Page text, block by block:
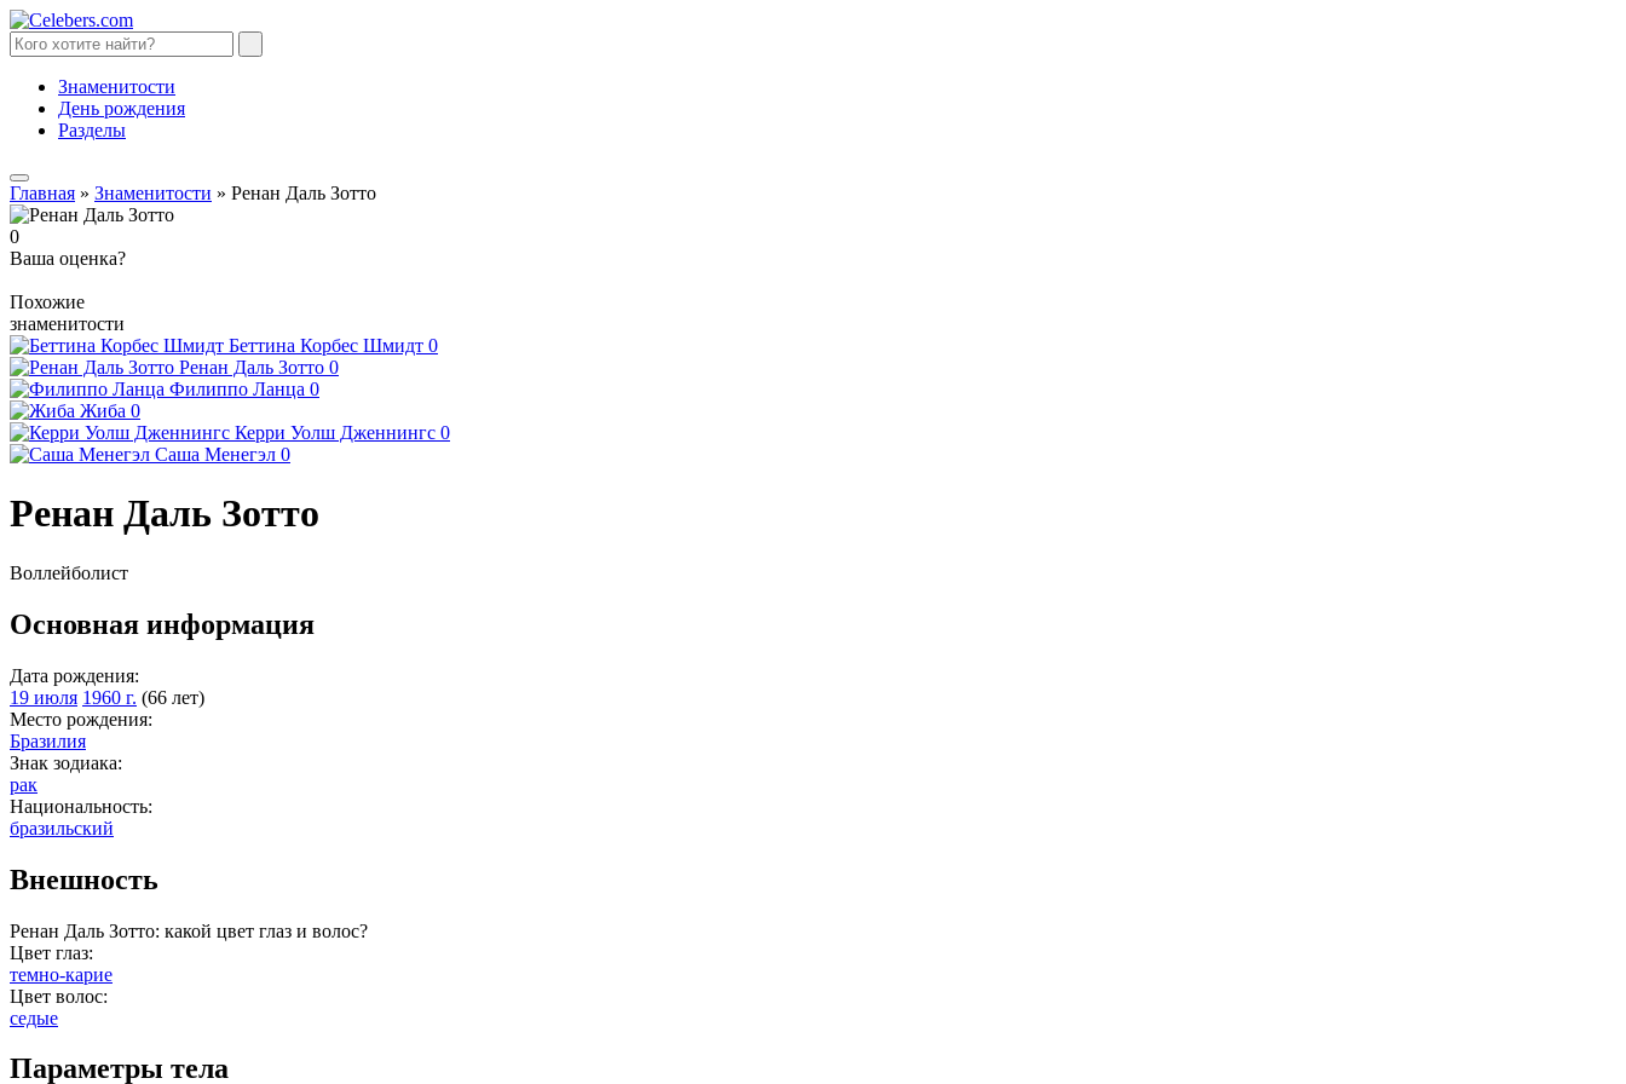
Знаменитости
День рождения
Разделы
Главная » Знаменитости » Ренан Даль Зотто
0
Ваша оценка?
Похожие
знаменитости
Беттина Корбес Шмидт 0
Ренан Даль Зотто 0
Филиппо Ланца 0
Жиба 0
Керри Уолш Дженнингс 0
Саша Менегэл 0
Ренан Даль Зотто
Воллейболист
Основная информация
Дата рождения:
19 июля 1960 г. (66 лет)
Место рождения:
Бразилия
Знак зодиака:
рак
Национальность:
бразильский
Внешность
Ренан Даль Зотто: какой цвет глаз и волос?
Цвет глаз:
темно-карие
Цвет волос:
седые
Параметры тела